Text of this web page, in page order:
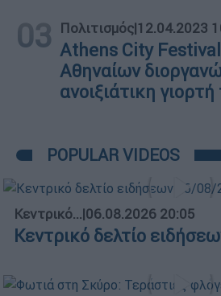
03 Πολιτισμός|12.04.2023
Athens City
Αθηναίων
ανοιξιάτικη
POPULAR VIDEOS
Κεντρικό...|06.08.2026 20:05
Κεντρικό δελτίο